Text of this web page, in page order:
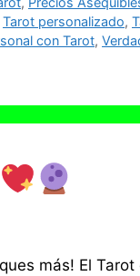
Tarot personalizado,
con Tarot,
más! El